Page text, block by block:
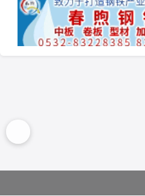
求购 35 140圆钢 150圆钢